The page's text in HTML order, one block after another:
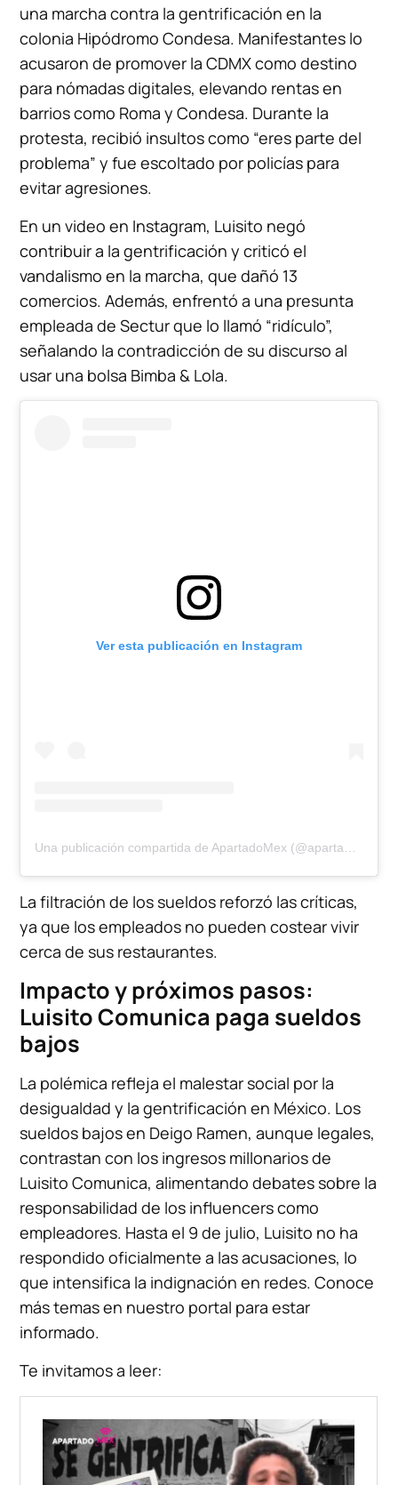
una marcha contra la gentrificación en la
colonia Hipódromo Condesa. Manifestantes lo
acusaron de promover la CDMX como destino
para nómadas digitales, elevando rentas en
barrios como Roma y Condesa. Durante la
protesta, recibió insultos como “eres parte del
problema” y fue escoltado por policías para
evitar agresiones.
En un video en Instagram, Luisito negó
contribuir a la gentrificación y criticó el
vandalismo en la marcha, que dañó 13
comercios. Además, enfrentó a una presunta
empleada de Sectur que lo llamó “ridículo”,
señalando la contradicción de su discurso al
usar una bolsa Bimba & Lola.
Ver esta publicación en Instagram
La filtración de los sueldos reforzó las críticas,
ya que los empleados no pueden costear vivir
cerca de sus restaurantes.
Impacto y próximos pasos:
Luisito Comunica paga sueldos
bajos
La polémica refleja el malestar social por la
desigualdad y la gentrificación en México. Los
sueldos bajos en Deigo Ramen, aunque legales,
contrastan con los ingresos millonarios de
Luisito Comunica, alimentando debates sobre la
responsabilidad de los influencers como
empleadores. Hasta el 9 de julio, Luisito no ha
respondido oficialmente a las acusaciones, lo
que intensifica la indignación en redes. Conoce
más temas en nuestro portal para estar
informado.
Te invitamos a leer: